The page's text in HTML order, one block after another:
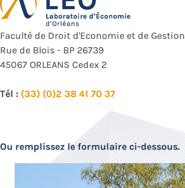
Faculté de Droit d'Economie et de Gestion
Rue de Blois - BP 26739
45067 ORLEANS Cedex 2
Tél : (33) (0)2 38 41 70 37
Ou remplissez le formulaire ci-dessous.